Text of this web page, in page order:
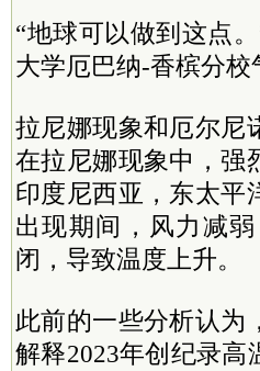
“地球可以做到这点
大学厄巴纳-香槟分校
拉尼娜现象和厄尔尼
在拉尼娜现象中，强
印度尼西亚，东太平
出现期间，风力减
闭，导致温度上升。
此前的一些分析认为
解释2023年创纪录